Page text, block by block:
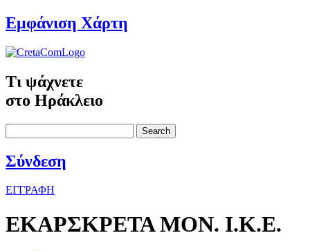
Εμφάνιση Χάρτη
Τι ψάχνετε
στο Ηράκλειο
Search
Σύνδεση
ΕΓΓΡΑΦΗ
ΕΚΑΡΣΚΡΕΤΑ ΜΟΝ. Ι.Κ.Ε.